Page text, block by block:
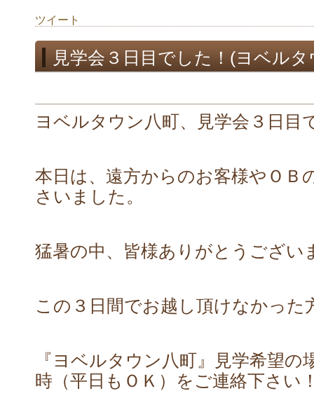
ツイート
見学会３日目でした！(ヨベルタ
ヨベルタウン八町、見学会３日目
本日は、遠方からのお客様やＯＢ
さいました。
猛暑の中、皆様ありがとうござい
この３日間でお越し頂けなかった
『ヨベルタウン八町』見学希望の
時（平日もＯＫ）をご連絡下さい